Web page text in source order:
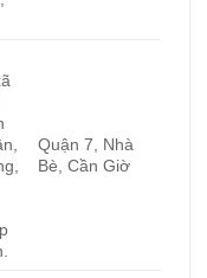
Quận 7, Nhà
Bè, Cần Giờ